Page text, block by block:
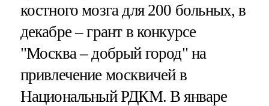
костного мозга для 200 больных, в
декабре – грант в конкурсе
"Москва – добрый город" на
привлечение москвичей в
Национальный РДКМ. В январе